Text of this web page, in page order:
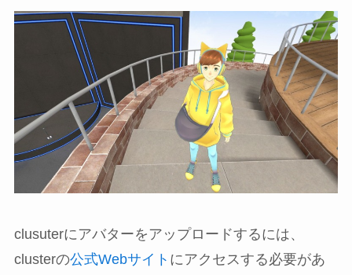
clusuterにアバターをアップロードするには、
clusterの公式Webサイト にアクセスする必要があ